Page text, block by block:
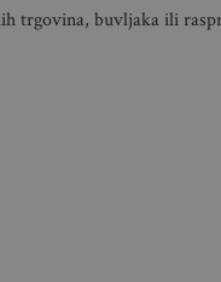
trgovina, buvljaka ili